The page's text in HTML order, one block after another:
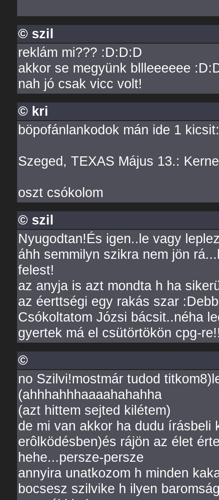
© szil
reklám mi??? :D:D:D
akkor se megyünk bllleeeeee
nah jó csak vicc volt!
© kri
böpofánlankodok mán ide 1 kicsit:
Szeged, TEXAS Május 13.:
oszt csókolom
© szil
Nyugodtan!És igen..le vagy
áhh semmilyn szikra nem jön
felest!
az anyja is azt mondta h ha
az éerttségi egy rakás szar
Csókoltatom Józsi bácsit..néha
gyertek má el csütörtökön cpg-
©
no Szilvi!mostmár tudod
(ahhhahhhaaaahahahha
(azt hittem sejted kilétem)
de mi van akkor ha dudu írásbeli
erôlködésben)és rájön az élet
hehe...persze-persze
annyira unatkozom h minden
bocsesz szilvike h ilyen